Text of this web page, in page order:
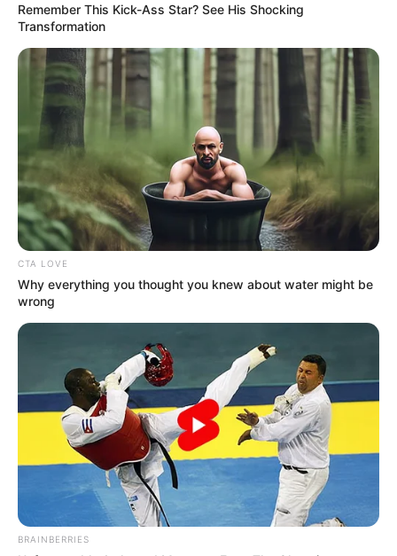
Ακολουθήστε το evianews.com στοGoogle
News
ΤΑ ΠΙΟ ΔΗΜΟΦΙΛΗ
Remember This Kick-Ass Star? See His Shocking
Transformation
CTA LOVE
Why everything you thought you knew about water might be
wrong
BRAINBERRIES